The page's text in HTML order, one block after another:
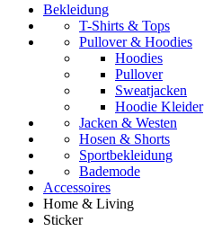
Bekleidung
T-Shirts & Tops
Pullover & Hoodies
Hoodies
Pullover
Sweatjacken
Hoodie Kleider
Jacken & Westen
Hosen & Shorts
Sportbekleidung
Bademode
Accessoires
Home & Living
Sticker